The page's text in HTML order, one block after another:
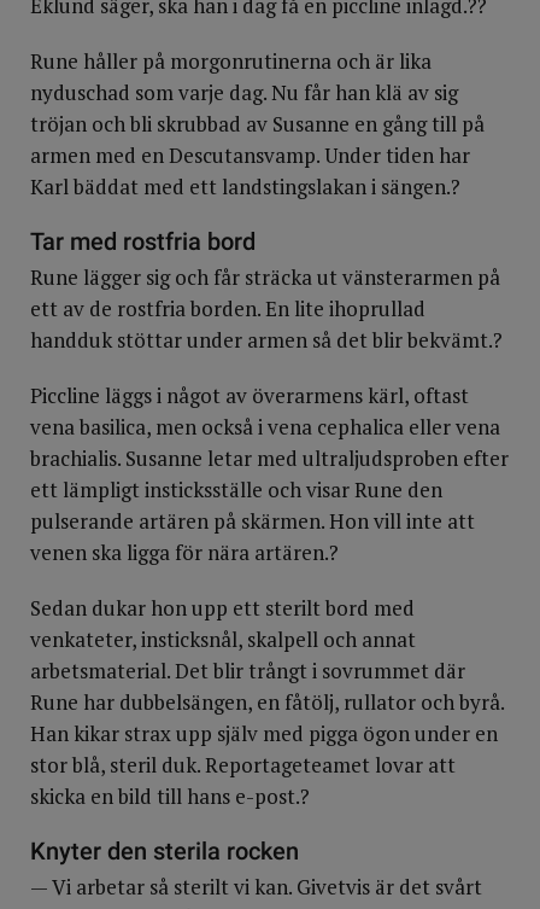
Rune håller på morgonrutinerna och är lika
nyduschad som varje dag. Nu får han klä av sig
tröjan och bli skrubbad av Susanne en gång till på
armen med en Descutansvamp. Under tiden har
Karl bäddat med ett landstingslakan i sängen.?
Tar med rostfria bord
Rune lägger sig och får sträcka ut vänster­armen på
ett av de rostfria borden. En lite ihoprullad
handduk stöttar under armen så det blir bekvämt.?
Piccline läggs i något av överarmens kärl, oftast
vena basilica, men också i vena cephalica eller vena
brachialis. Susanne letar med ultraljudsproben efter
ett lämpligt insticksställe och visar Rune den
pulserande artären på skärmen. Hon vill inte att
venen ska ligga för nära artären.?
Sedan dukar hon upp ett sterilt bord med
venkateter, insticksnål, skalpell och annat
arbetsmaterial. Det blir trångt i sovrummet där
Rune har dubbelsängen, en fåtölj, rullator och byrå.
Han kikar strax upp själv med pigga ögon under en
stor blå, steril duk. Reportageteamet lovar att
skicka en bild till hans e-post.?
Knyter den sterila rocken
— Vi arbetar så sterilt vi kan. Givetvis är det svårt